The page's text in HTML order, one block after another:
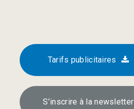
Tarifs publicitaires
S’inscrire à la newsletter